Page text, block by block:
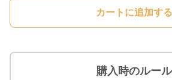
カートに追加する
購入時のルール